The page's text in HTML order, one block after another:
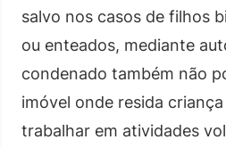
salvo nos casos de filhos
ou enteados, mediante
condenado também não
imóvel onde resida
trabalhar em atividades